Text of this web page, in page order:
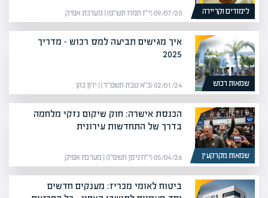
לימודים וקריירה 09/07/20 (י״ז תמוז תש״פ) | מערכת אפיק
שמאות רכוש
איך מגישים תביעה למס רכוש – מדריך
2025
02/01/24 (כ״א טבת תשפ״ד) | ירון כהן
שמאות מקרקעין
הכנסת אישרה: חוק שיקום נזקי מלחמה
בדרך של התחדשות עירונית
05/04/26 (י״ח ניסן תשפ״ו) | מערכת אפיק
ביטוח לאומי מכריז: מענקים חדשים